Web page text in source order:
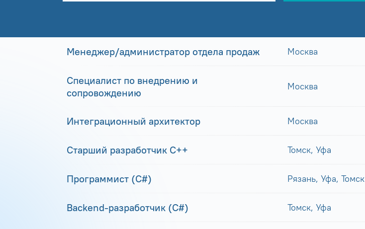
Менеджер/администратор отдела продаж Москва
Специалист по внедрению и
сопровождению
Москва
Интеграционный архитектор Москва
Старший разработчик С++ Томск, Уфа
Программист (С#) Рязань, Уфа, Томск
Backend-разработчик (C#) Томск, Уфа